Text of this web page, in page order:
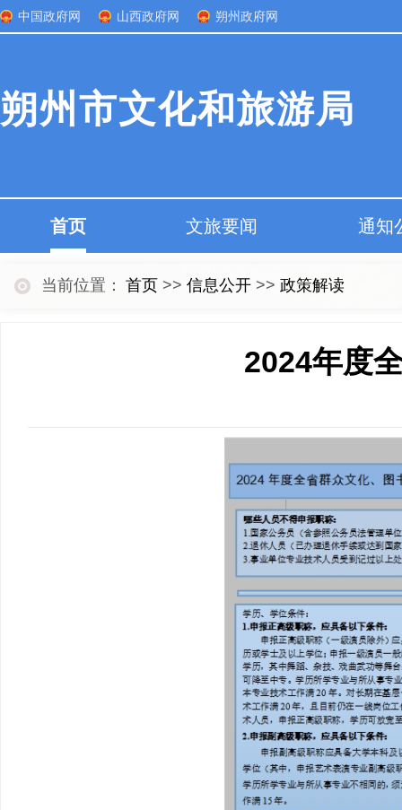
中国政府网 山西政府网 朔州政府网
朔州市文化和旅游局
首页 文旅要闻 通知
当前位置： 首页 >> 信息公开 >> 政策解读
2024年度